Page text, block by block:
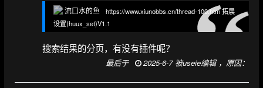
流口水的鱼
https://www.xiunobbs.cn/thread-100.htm 拓展
设置(huux_set)V1.1
搜索结果的分页，有没有插件呢？
最后于 2025-6-7 被useie编辑 ，原因：